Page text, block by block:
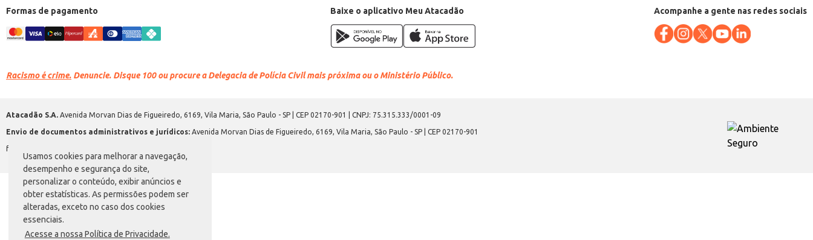
Usamos cookies para melhorar a navegação,
desempenho e segurança do site,
personalizar o conteúdo, exibir anúncios e
obter estatísticas. As permissões podem ser
alteradas, exceto no caso dos cookies
essenciais.
Acesse a nossa Política de Privacidade.
Formas de pagamento Baixe o aplicativo Meu Atacadão Acompanhe a gente nas redes sociais
Racismo é crime. Denuncie. Disque 100 ou procure a Delegacia de Polícia Civil mais próxima ou o Ministério Público.
Atacadão S.A. Avenida Morvan Dias de Figueiredo, 6169, Vila Maria, São Paulo - SP | CEP 02170-901 | CNPJ: 75.315.333/0001-09
Envio de documentos administrativos e jurídicos: Avenida Morvan Dias de Figueiredo, 6169, Vila Maria, São Paulo - SP | CEP 02170-901
faleconosco@atacadao.com.br